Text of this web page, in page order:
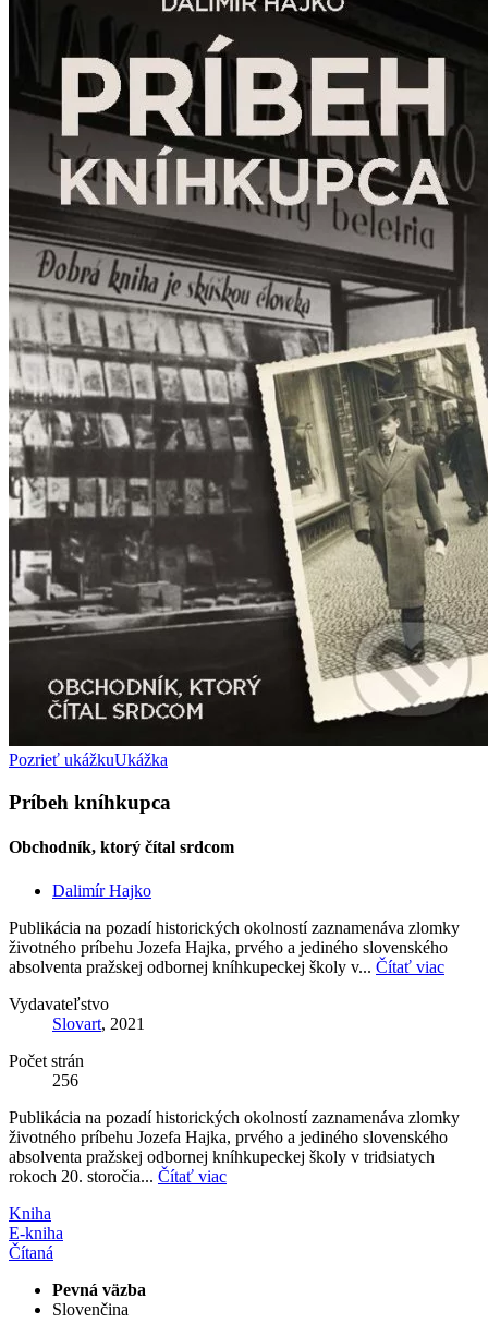
Pozrieť ukážkuUkážka
Príbeh kníhkupca
Obchodník, ktorý čítal srdcom
Dalimír Hajko
Publikácia na pozadí historických okolností zaznamenáva zlomky
životného príbehu Jozefa Hajka, prvého a jediného slovenského
absolventa pražskej odbornej kníhkupeckej školy v... Čítať viac
Vydavateľstvo
Slovart, 2021
Počet strán
256
Publikácia na pozadí historických okolností zaznamenáva zlomky
životného príbehu Jozefa Hajka, prvého a jediného slovenského
absolventa pražskej odbornej kníhkupeckej školy v tridsiatych
rokoch 20. storočia... Čítať viac
Kniha
E-kniha
Čítaná
Pevná väzba
Slovenčina